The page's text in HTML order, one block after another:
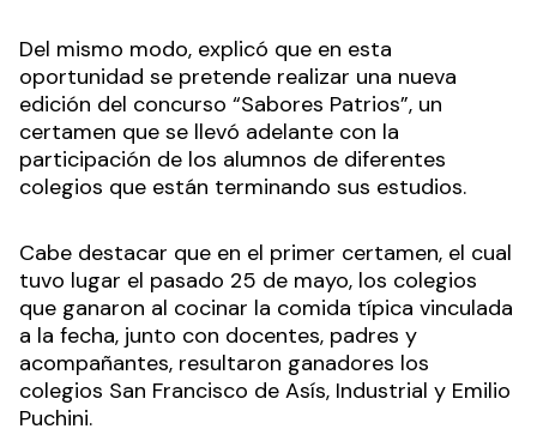
Del mismo modo, explicó que en esta
oportunidad se pretende realizar una nueva
edición del concurso “Sabores Patrios”, un
certamen que se llevó adelante con la
participación de los alumnos de diferentes
colegios que están terminando sus estudios.
Cabe destacar que en el primer certamen, el cual
tuvo lugar el pasado 25 de mayo, los colegios
que ganaron al cocinar la comida típica vinculada
a la fecha, junto con docentes, padres y
acompañantes, resultaron ganadores los
colegios San Francisco de Asís, Industrial y Emilio
Puchini.